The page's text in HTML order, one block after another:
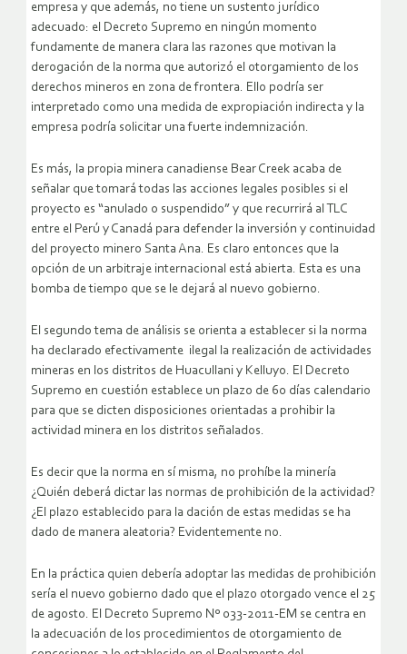
empresa y que además, no tiene un sustento jurídico
adecuado: el Decreto Supremo en ningún momento
fundamente de manera clara las razones que motivan la
derogación de la norma que autorizó el otorgamiento de los
derechos mineros en zona de frontera. Ello podría ser
interpretado como una medida de expropiación indirecta y la
empresa podría solicitar una fuerte indemnización.
Es más, la propia minera canadiense Bear Creek acaba de
señalar que tomará todas las acciones legales posibles si el
proyecto es “anulado o suspendido” y que recurrirá al TLC
entre el Perú y Canadá para defender la inversión y continuidad
del proyecto minero Santa Ana. Es claro entonces que la
opción de un arbitraje internacional está abierta. Esta es una
bomba de tiempo que se le dejará al nuevo gobierno.
El segundo tema de análisis se orienta a establecer si la norma
ha declarado efectivamente ilegal la realización de actividades
mineras en los distritos de Huacullani y Kelluyo. El Decreto
Supremo en cuestión establece un plazo de 60 días calendario
para que se dicten disposiciones orientadas a prohibir la
actividad minera en los distritos señalados.
Es decir que la norma en sí misma, no prohíbe la minería
¿Quién deberá dictar las normas de prohibición de la actividad?
¿El plazo establecido para la dación de estas medidas se ha
dado de manera aleatoria? Evidentemente no.
En la práctica quien debería adoptar las medidas de prohibición
sería el nuevo gobierno dado que el plazo otorgado vence el 25
de agosto. El Decreto Supremo Nº 033-2011-EM se centra en
la adecuación de los procedimientos de otorgamiento de